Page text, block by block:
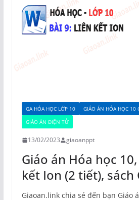
GA HÓA HỌC LỚP 10 GIÁO ÁN HÓA HỌC 10
GIÁO ÁN ĐIỆN TỬ
13/02/2023 giaoanppt
Giáo án Hóa học
kết Ion (2 tiết), sách
Giaoan.link chia sẻ đến bạn Giáo